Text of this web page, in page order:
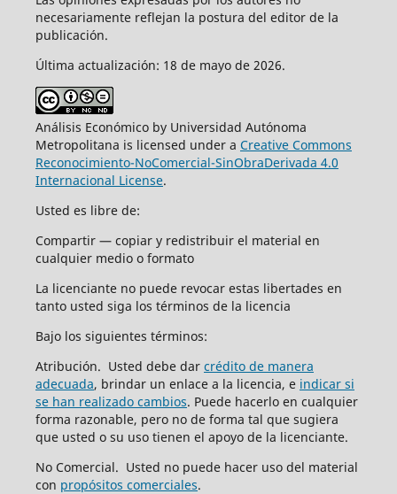
necesariamente reflejan la postura del editor de la
publicación.
Última actualización: 18 de mayo de 2026.
Análisis Económico by Universidad Autónoma
Metropolitana is licensed under a Creative Commons
Reconocimiento-NoComercial-SinObraDerivada 4.0
Internacional License.
Usted es libre de:
Compartir — copiar y redistribuir el material en
cualquier medio o formato
La licenciante no puede revocar estas libertades en
tanto usted siga los términos de la licencia
Bajo los siguientes términos:
Atribución. Usted debe dar crédito de manera
adecuada, brindar un enlace a la licencia, e indicar si
se han realizado cambios. Puede hacerlo en cualquier
forma razonable, pero no de forma tal que sugiera
que usted o su uso tienen el apoyo de la licenciante.
No Comercial. Usted no puede hacer uso del material
con propósitos comerciales.